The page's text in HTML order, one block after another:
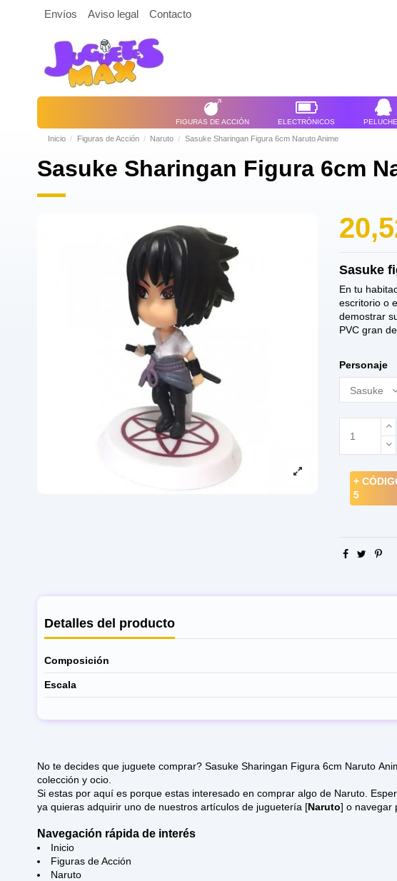
Envíos Aviso legal Contacto
FIGURAS DE ACCIÓN ELECTRÓNICOS
Inicio Figuras de Acción Naruto Sasuke Sharingan Figura 6cm Naruto Anime
Sasuke Sharingan Figura 6cm
Sasuke
En tu
escritorio o
demostrar
PVC gran
Personaje
+
5
Detalles del producto
Composición
Escala
No te decides que juguete comprar? Sasuke Sharingan Figura 6cm Naruto
colección y ocio.
Si estas por aquí es porque estas interesado en comprar algo de Naruto. Esperamos que disfrutes de nuestro amplio catálogo de juguetes online donde
ya quieras adquirir uno de nuestros artículos de juguetería [Naruto] o navegar
Navegación rápida de interés
Inicio
Figuras de Acción
Naruto